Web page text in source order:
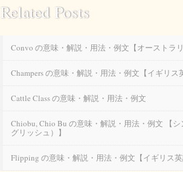
Related Posts
Convo の意味・解説・用法・例文【オーストラリ
Champers の意味・解説・用法・例文【イギリス
Cattle Class の意味・解説・用法・例文
Chiobu, Chio Bu の意味・解説・用法・例文 【
グリッシュ）】
Flipping の意味・解説・用法・例文【イギリス英